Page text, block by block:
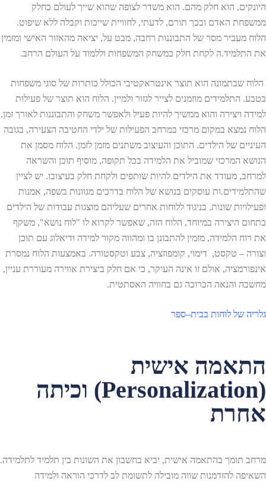
היונקים, הוא חלק מהם. הוא משדר לצופה שהוא שייך לעולם כחלק
ממשפחת האדם ובכך תורם, לדעתי, לחוויית שייכות וקבלה ללא שיפוט.
הלוח מעביר מסר של התבוננות רחבה, מבט על, יציאה מהאזור האישי ומזמין
את התלמיד.ה לקחת חלק במשחק המשפחות וללמוד על העולם הרחב.
הלוח שבתמונה הוא תוצר אינטראקטיבי הכולל כותרות של סוגי משפחות
בטבע. התלמידים מוזמנים לצייר לגזור ולמיין. הלוח הוא תוצר של פעילות
למידה ויצירה והוא ממשיך להיות פעיל ולאפשר משחק והתבוננות לאורך זמן.
הלוח נמצא במקום מרכזי במרחב הפעילות של ילדי החטיבה הצעירה, בגובה
העיניים של הילדים. התוכן והעיצוב משתנים מזמן לזמן. הלוח מסמן את
הנושא המרכזי שמוביל את הלמידה בכל תקופה, מוסיף תוכן והשראה
למרחב, מעודד את הילדים להיות שותפים ולקחת חלק בעיצובו. יש לציין
שהתלמידים.ות עוסקים בנושא של הלוח בדרכים מגוונות בשפה, אמנות
ופעילויות שונות. בניגוד ללוחות אחרים שעליהם מוצגות עבודות של הילדים
בתחום היצירה במיוחד, הלוח הזה, שאפשר לקרוא לו "לוח נושא", משקף
את רוח הלמידה, מזמין להתבונן בו ומהווה מקור למידה ודיאלוג עם תוכן
וצורה – טקסט, דימוי, קומפוזציה, צבע וטקסטורה. באמצעות הלוח נמסרת
אינפורמציה, אולם זו אינה העיקר, כי אם חלק ביצירת אווירה מעוררת עניין,
מחשבה והנאה הכרוכה גם בחוויה האסתטית.
גלריה של לוחות בבית–ספר
התאמה אישית
(Personalization) וכיתה
אחרת
מרחב תומך בהתאמה אישית, יביא בחשבון את השונות בין תלמיד לתלמידה.
השאיפה להזדמנות שווה מובילה לתשומת לב לדרכי הוראה ולמידה